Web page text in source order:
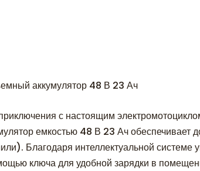
аккумулятор 48 В 23 Ач
с настоящим
емкостью 48 В 23 Ач обеспечивает
Благодаря интеллектуальной системе
ключа для удобной зарядки в